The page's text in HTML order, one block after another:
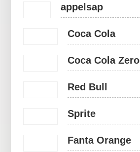
appelsap
Coca Cola
Coca Cola Zero
Red Bull
Sprite
Fanta Orange